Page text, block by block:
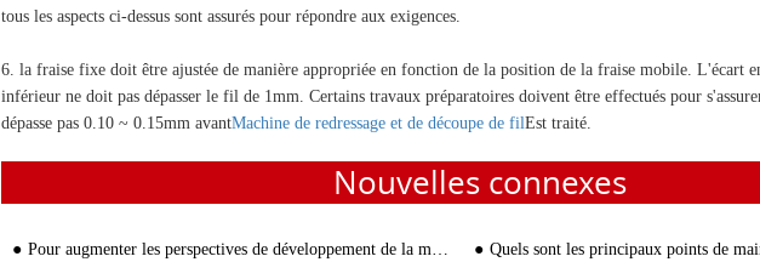
tous les aspects ci-dessus sont assurés pour répondre aux exigences.
6. la fraise fixe doit être ajustée de manière appropriée en fonction de la position de la fraise mobile. L'écart
inférieur ne doit pas dépasser le fil de 1mm. Certains travaux préparatoires doivent être effectués pour
dépasse pas 0.10 ~ 0.15mm avantMachine de redressage et de découpe de filEst traité.
Nouvelles connexes
Pour augmenter les perspectives de développement de la machine de redressage et de découpe de fils sur le marché Quels sont les principaux points de maintien d'une machine